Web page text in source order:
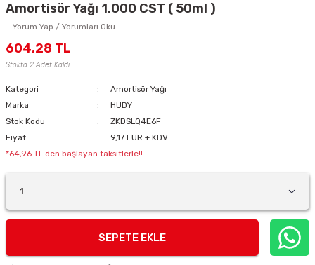
Amortisör Yağı 1.000 CST ( 50ml )
Yorum Yap / Yorumları Oku
604,28 TL
Stokta 2 Adet Kaldı
Kategori
Amortisör Yağı
Marka
HUDY
Stok Kodu
ZKDSLQ4E6F
Fiyat
9,17 EUR + KDV
*64,96 TL den başlayan taksitlerle!!
SEPETE EKLE